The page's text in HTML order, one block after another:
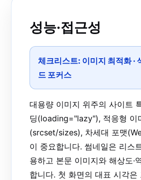
성능·접근성
체크리스트: 이미지 최적화·
드 포커스
대용량 이미지 위주의 사이트
딩(loading="lazy"), 적응형 이
(srcset/sizes), 차세대 포맷
이 중요합니다. 썸네일은 리스
용하고 본문 이미지와 해상도·
합니다. 첫 화면의 대표 시각은